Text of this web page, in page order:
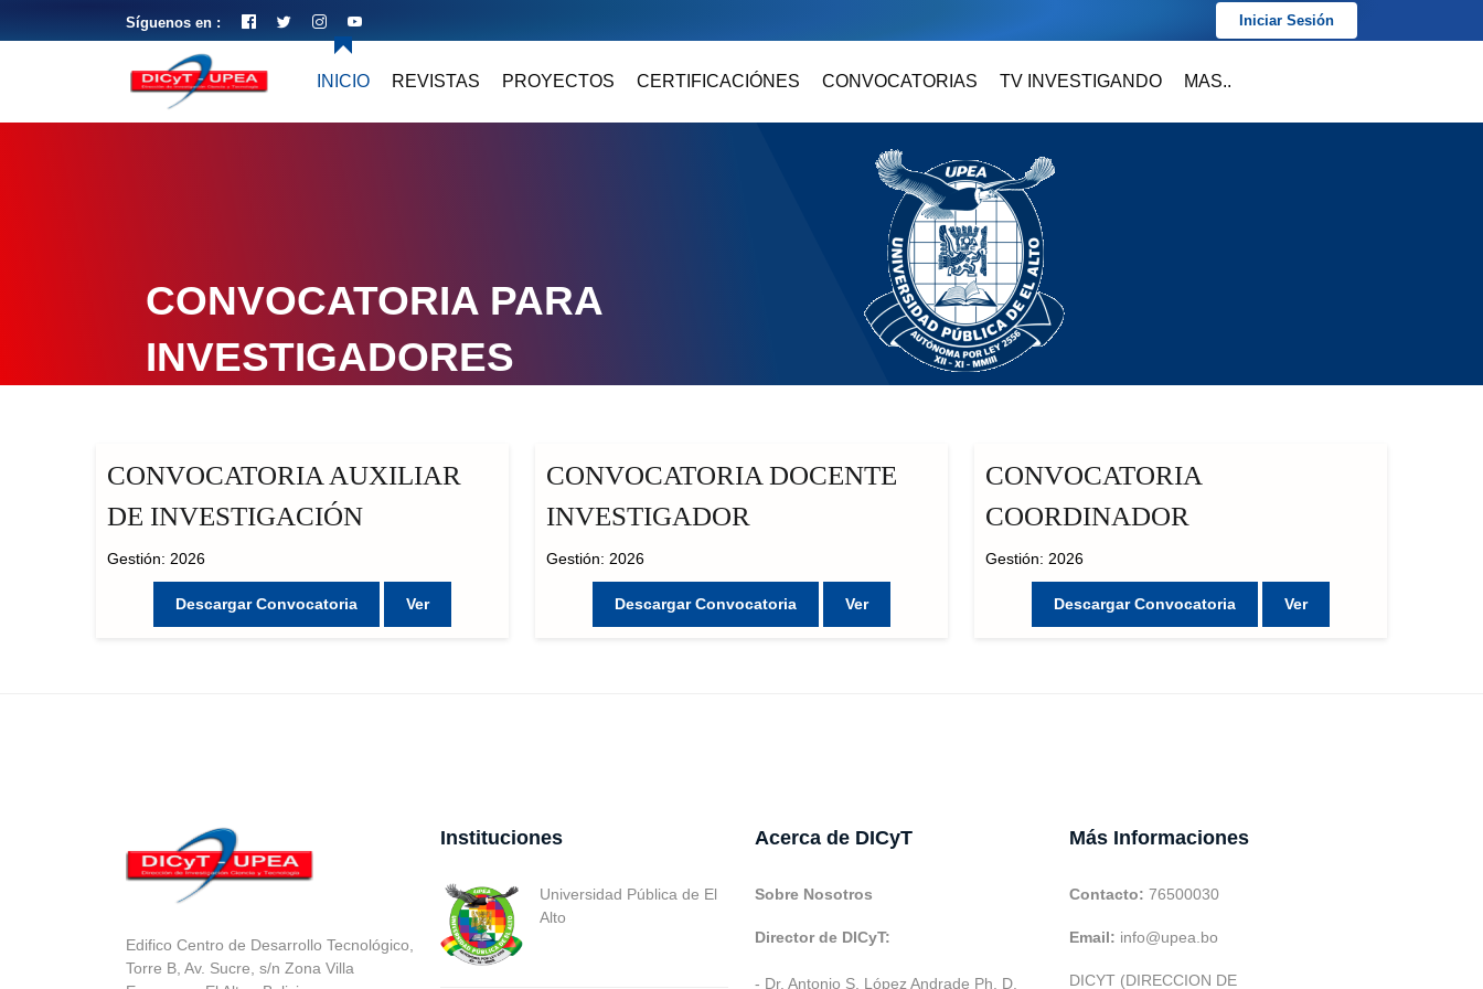
Síguenos en : Iniciar Sesión
INICIO REVISTAS PROYECTOS CERTIFICACIÓNES CONVOCATORIAS TV INVESTIGANDO MAS..
CONVOCATORIA PARA
INVESTIGADORES
CONVOCATORIA AUXILIAR
DE INVESTIGACIÓN
Gestión: 2026
Descargar Convocatoria Ver
CONVOCATORIA DOCENTE
INVESTIGADOR
Gestión: 2026
Descargar Convocatoria Ver
CONVOCATORIA
COORDINADOR
Gestión: 2026
Descargar Convocatoria Ver
Edifico Centro de Desarrollo Tecnológico,
Torre B, Av. Sucre, s/n Zona Villa
Instituciones
Universidad Pública de El
Alto
Acerca de DICyT
Sobre Nosotros
Director de DICyT:
- Dr. Antonio S. López Andrade Ph. D.
Más Informaciones
Contacto: 76500030
Email: info@upea.bo
DICYT (DIRECCION DE